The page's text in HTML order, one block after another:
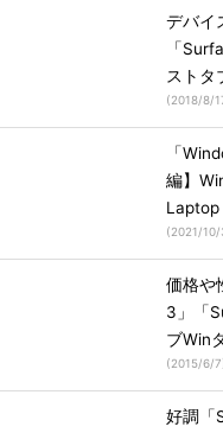
デバイ
「
ストタ
(2018/8/
「
編】
Laptop
(2021/10/
価格や
3」「
ブWin
(2015/6/7
好調「